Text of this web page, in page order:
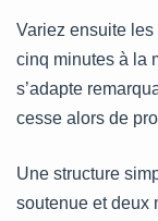
Variez ensuite
cinq minutes à la
s’adapte
cesse alors de
Une structure
soutenue et deux